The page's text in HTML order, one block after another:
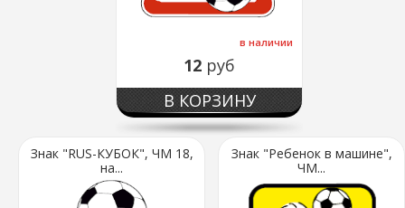
в наличии
12 руб
В КОРЗИНУ
Знак "RUS-КУБОК", ЧМ 18,
на...
Знак "Ребенок в машине",
ЧМ...